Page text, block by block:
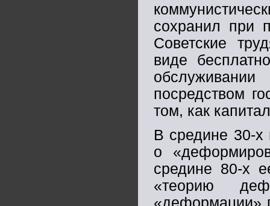
сохранил при
Советские
виде
посредством
том, как
В средине 30-х
о
средине 80-х
«теорию
«деформации»